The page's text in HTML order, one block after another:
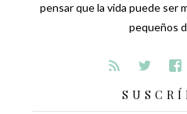
pensar que la vida puede ser
pequeños